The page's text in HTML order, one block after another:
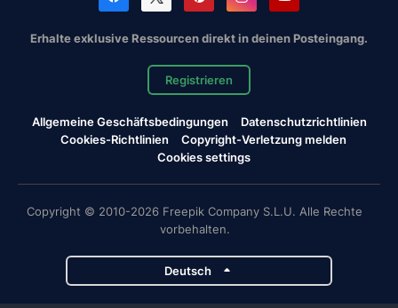
Erhalte exklusive Ressourcen direkt in deinen Posteingang.
Registrieren
Allgemeine Geschäftsbedingungen
Datenschutzrichtlinien
Cookies-Richtlinien
Copyright-Verletzung melden
Cookies settings
Copyright © 2010-2026 Freepik Company S.L.U. Alle Rechte
vorbehalten.
Deutsch